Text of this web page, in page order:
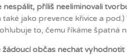
příliš neeliminovali
jako prevence křivice a
to, čemu říkáme špatná
občas nechat vyhodnotit